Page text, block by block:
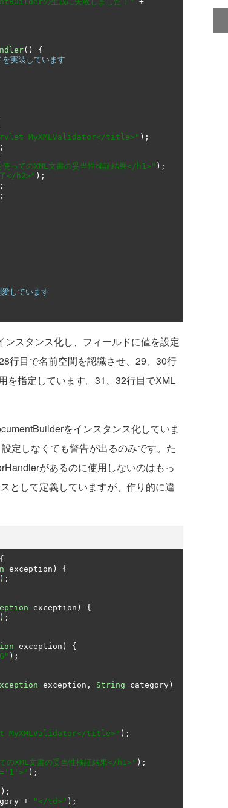
()
{
実装しています
MyXMLValidator</title>" );
ってのXML文書の妥当性検証結果</h1>" );
</h2>" );
しています
スタンス化し、フィールドに値を設定
行目で名前空間を認識させ、29、30行
を指定しています。31、32行目でXML
をインスタンス化していま
定しなくても警告が出るのみです。た
があるのに使用しないのはもっ
として定義していますが、作り的に違
{
exception )
{
);
exception )
{
);
exception )
{
);
exception , String category )
MyXMLValidator</title>" );
のXML文書の妥当性検証結果</h1>" );
);
);
+ "</td>" );